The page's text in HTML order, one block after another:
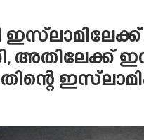
അതിലേക്ക്